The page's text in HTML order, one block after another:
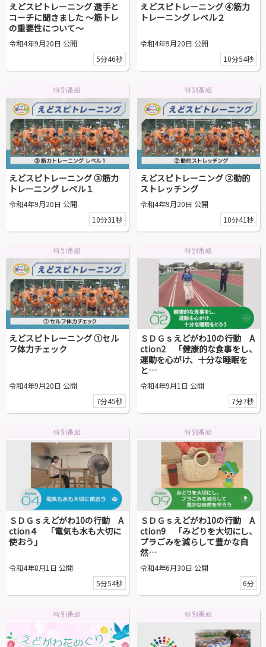
えどスピトレーニング 選手と
コーチに聞きました ～筋トレ
の重要性について～
令和4年9月20日 公開
5分46秒
えどスピトレーニング ④筋力
トレーニング レベル２
令和4年9月20日 公開
10分54秒
特別番組
えどスピトレーニング ③筋力
トレーニング レベル１
令和4年9月20日 公開
10分31秒
特別番組
えどスピトレーニング ②動的
ストレッチング
令和4年9月20日 公開
10分41秒
特別番組
えどスピトレーニング ①セル
フ体力チェック
令和4年9月20日 公開
7分45秒
特別番組
ＳＤＧｓえどがわ10の行動 A
ction2 「健康的な食事をし、
運動を心がけ、十分な睡眠を
と…
令和4年9月1日 公開
7分7秒
特別番組
ＳＤＧｓえどがわ10の行動 A
ction４ 「電気も水も大切に
使おう」
令和4年8月1日 公開
5分54秒
特別番組
ＳＤＧｓえどがわ10の行動 A
ction9 「みどりを大切にし、
プラごみを減らして豊かな自
然…
令和4年6月30日 公開
6分
特別番組 特別番組